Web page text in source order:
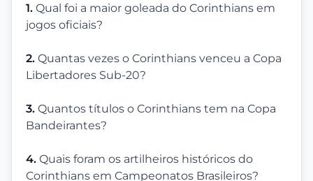
1. Qual foi a maior goleada do Corinthians em
jogos oficiais?
2. Quantas vezes o Corinthians venceu a Copa
Libertadores Sub-20?
3. Quantos títulos o Corinthians tem na Copa
Bandeirantes?
4. Quais foram os artilheiros históricos do
Corinthians em Campeonatos Brasileiros?